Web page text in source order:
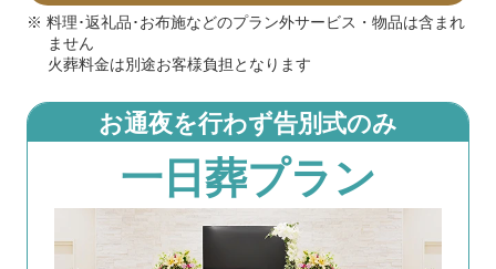
※ 料理･返礼品･お布施などのプラン外サービス・物品は含まれ
ません
火葬料金は別途お客様負担となります
お通夜を行わず告別式のみ
一日葬プラン